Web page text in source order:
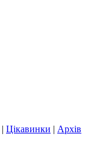
| Цікавинки | Архів